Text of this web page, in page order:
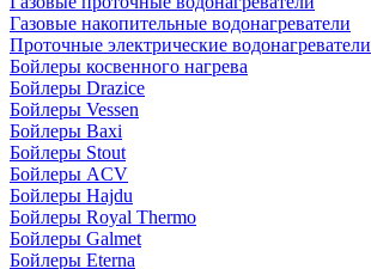
Газовые накопительные водонагреватели
Проточные электрические водонагреватели
Бойлеры косвенного нагрева
Бойлеры Drazice
Бойлеры Vessen
Бойлеры Baxi
Бойлеры Stout
Бойлеры ACV
Бойлеры Hajdu
Бойлеры Royal Thermo
Бойлеры Galmet
Бойлеры Eterna